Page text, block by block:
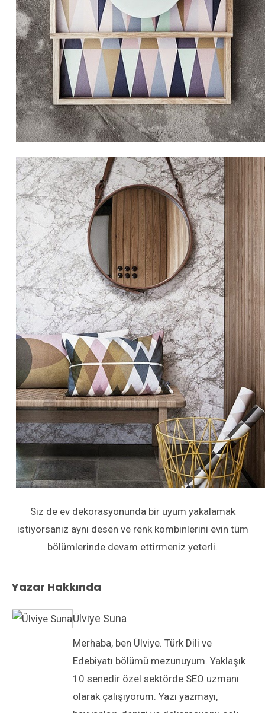
Siz de ev dekorasyonunda bir uyum yakalamak
istiyorsanız aynı desen ve renk kombinlerini evin tüm
bölümlerinde devam ettirmeniz yeterli.
Yazar Hakkında
Ülviye Suna
Merhaba, ben Ülviye. Türk Dili ve
Edebiyatı bölümü mezunuyum. Yaklaşık
10 senedir özel sektörde SEO uzmanı
olarak çalışıyorum. Yazı yazmayı,